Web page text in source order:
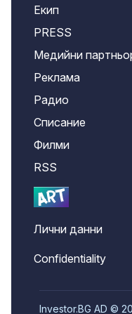
Екип
PRESS
Медийни
Реклама
Радио
Списание
Филми
RSS
Лични данни
Confidentiality
Investor.BG AD ©